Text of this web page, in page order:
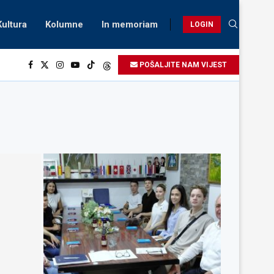
Kolumne In memoriam LOGIN
POŠALJITE NAM VIJEST